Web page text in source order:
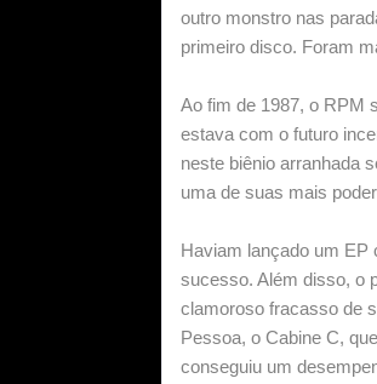
outro monstro nas
primeiro disco. Foram
Ao fim de 1987, o RPM
estava com o futuro
neste biênio arranhada
uma de suas mais
Haviam lançado um EP
sucesso. Além disso, o
clamoroso fracasso de
Pessoa, o Cabine C,
conseguiu um